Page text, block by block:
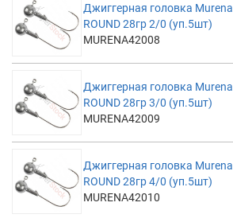
Джиггерная головка Murena
ROUND 28гр 2/0 (уп.5шт)
MURENA42008
Джиггерная головка Murena
ROUND 28гр 3/0 (уп.5шт)
MURENA42009
Джиггерная головка Murena
ROUND 28гр 4/0 (уп.5шт)
MURENA42010